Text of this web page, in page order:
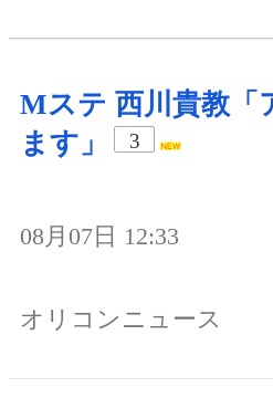
Mステ 西川貴教「
ます」
3
08月07日 12:33
オリコンニュース